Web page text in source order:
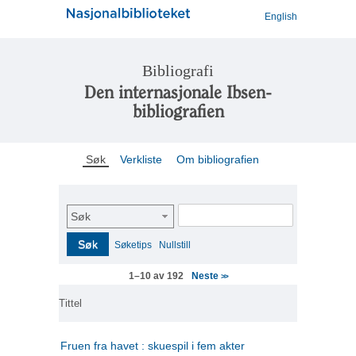
English
Bibliografi
Den internasjonale Ibsen-
bibliografien
Søk Verkliste Om bibliografien
Søk
Søk Søketips Nullstill
1–10 av 192 Neste >>
Tittel
Fruen fra havet : skuespil i fem akter